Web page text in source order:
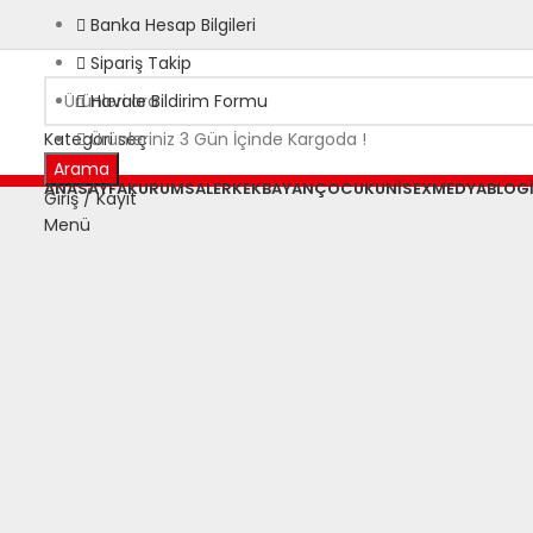
Banka Hesap Bilgileri
Sipariş Takip
Havale Bildirim Formu
Ürünleriniz 3 Gün İçinde Kargoda !
Kategori seç
Arama
Giriş / Kayıt
Menü
ANASAYFAKURUMSALERKEKBAYANÇOCUKUNISEXMEDYABLOG